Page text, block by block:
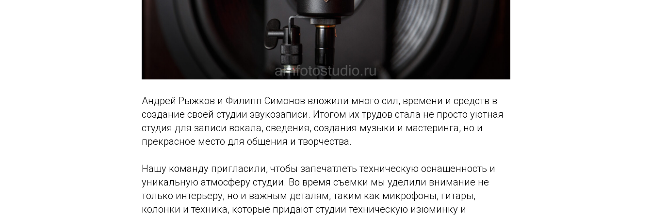
Андрей Рыжков и Филипп Симонов вложили много сил, времени и средств в
создание своей студии звукозаписи. Итогом их трудов стала не просто уютная
студия для записи вокала, сведения, создания музыки и мастеринга, но и
прекрасное место для общения и творчества.
Нашу команду пригласили, чтобы запечатлеть техническую оснащенность и
уникальную атмосферу студии. Во время съемки мы уделили внимание не
только интерьеру, но и важным деталям, таким как микрофоны, гитары,
колонки и техника, которые придают студии техническую изюминку и